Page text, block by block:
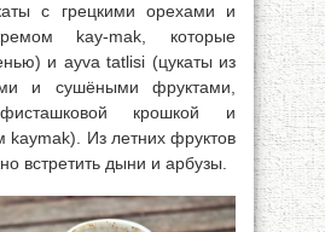
с грецкими орехами и
kay-mak, которые
и ayva tatlisi (цукаты из
и сушёными фруктами,
крошкой и
kaymak). Из летних фруктов
встретить дыни и арбузы.